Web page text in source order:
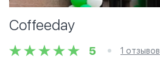
Coffeeday
5 1 отзывов